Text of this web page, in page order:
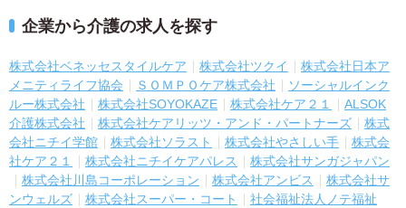
企業から介護の求人を探す
株式会社ベネッセスタイルケア 株式会社ツクイ
株式会社日本ア
メニティライフ協会
ＳＯＭＰＯケア株式会社
ソーシャルインク
ルー株式会社
株式会社SOYOKAZE 株式会社ケア２１
ALSOK
介護株式会社
株式会社ケアリッツ・アンド・パートナーズ
株式
会社ニチイ学館
株式会社ソラスト 株式会社やさしい手
株式会
社ケア２１
株式会社ニチイケアパレス
株式会社サンガジャパン
株式会社川島コーポレーション
株式会社アンビス
株式会社サ
ンウェルズ
株式会社スーパー・コート
社会福祉法人ノテ福祉